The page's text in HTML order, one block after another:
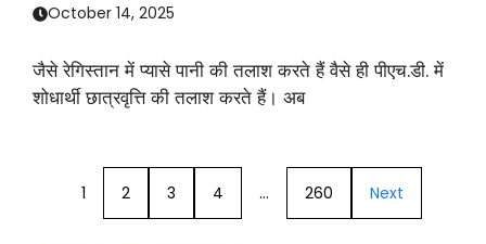
October 14, 2025
जैसे रेगिस्तान में प्यासे पानी की तलाश करते हैं वैसे ही पीएच.डी. में
शोधार्थी छात्रवृत्ति की तलाश करते हैं। अब
1 2 3 4 … 260 Next